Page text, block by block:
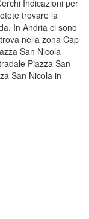
Indicazioni per
trovare la
In Andria ci sono
nella zona Cap
San Nicola
Piazza San
San Nicola in